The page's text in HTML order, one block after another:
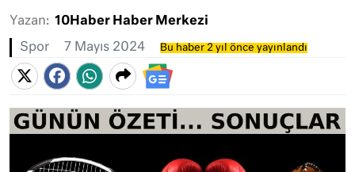
Yazan: 10Haber Haber Merkezi
Spor 7 Mayıs 2024 Bu haber 2 yıl önce yayınlandı